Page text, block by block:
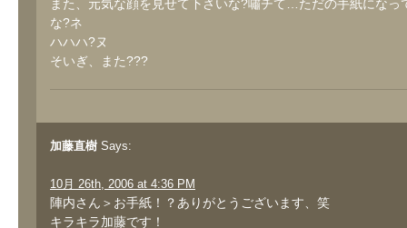
また、元気な顔を見せて下さいな?嘯チて…ただの手紙になっ
な?ネ
ハハハ?ヌ
そいぎ、また???
加藤直樹 Says:
10月 26th, 2006 at 4:36 PM
陣内さん＞お手紙！？ありがとうございます、笑
キラキラ加藤です！